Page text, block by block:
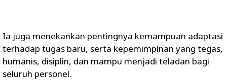
Ia juga menekankan pentingnya kemampuan adaptasi
terhadap tugas baru, serta kepemimpinan yang tegas,
humanis, disiplin, dan mampu menjadi teladan bagi
seluruh personel.